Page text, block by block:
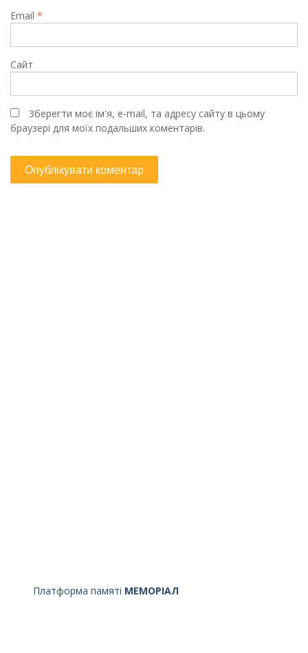
Email *
Сайт
Зберегти моє ім'я, e-mail, та адресу сайту в цьому
браузері для моїх подальших коментарів.
Платформа памяті МЕМОРІАЛ